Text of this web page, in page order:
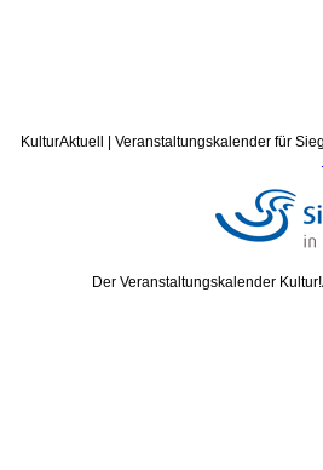
KulturAktuell | Veranstaltungskalender für
Der Veranstaltungskalender